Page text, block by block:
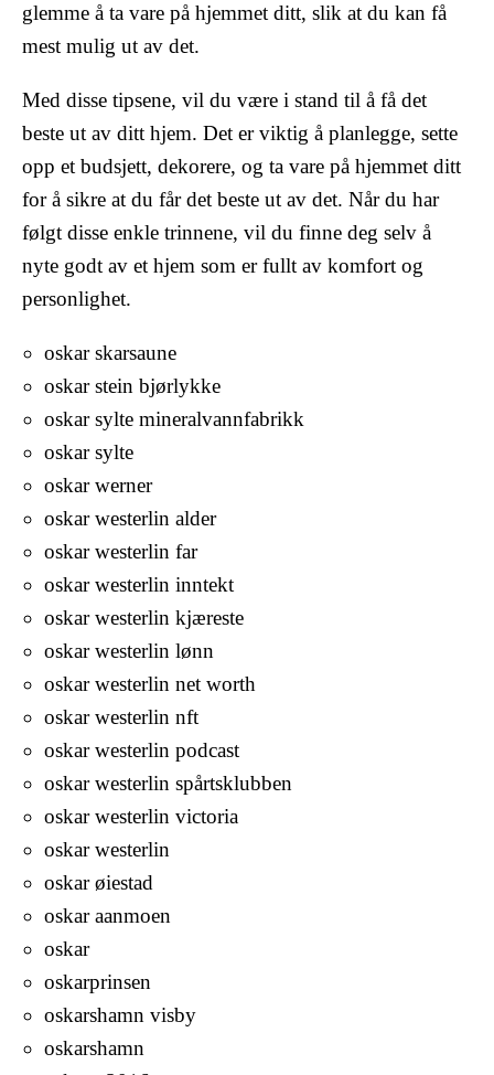
glemme å ta vare på hjemmet ditt, slik at du kan få
mest mulig ut av det.
Med disse tipsene, vil du være i stand til å få det
beste ut av ditt hjem. Det er viktig å planlegge, sette
opp et budsjett, dekorere, og ta vare på hjemmet ditt
for å sikre at du får det beste ut av det. Når du har
følgt disse enkle trinnene, vil du finne deg selv å
nyte godt av et hjem som er fullt av komfort og
personlighet.
oskar skarsaune
oskar stein bjørlykke
oskar sylte mineralvannfabrikk
oskar sylte
oskar werner
oskar westerlin alder
oskar westerlin far
oskar westerlin inntekt
oskar westerlin kjæreste
oskar westerlin lønn
oskar westerlin net worth
oskar westerlin nft
oskar westerlin podcast
oskar westerlin spårtsklubben
oskar westerlin victoria
oskar westerlin
oskar øiestad
oskar aanmoen
oskar
oskarprinsen
oskarshamn visby
oskarshamn